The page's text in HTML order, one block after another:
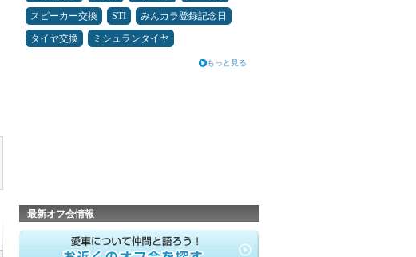
スピーカー交換
STI
みんカラ登録記念日
タイヤ交換
ミシュランタイヤ
もっと見る
最新オフ会情報